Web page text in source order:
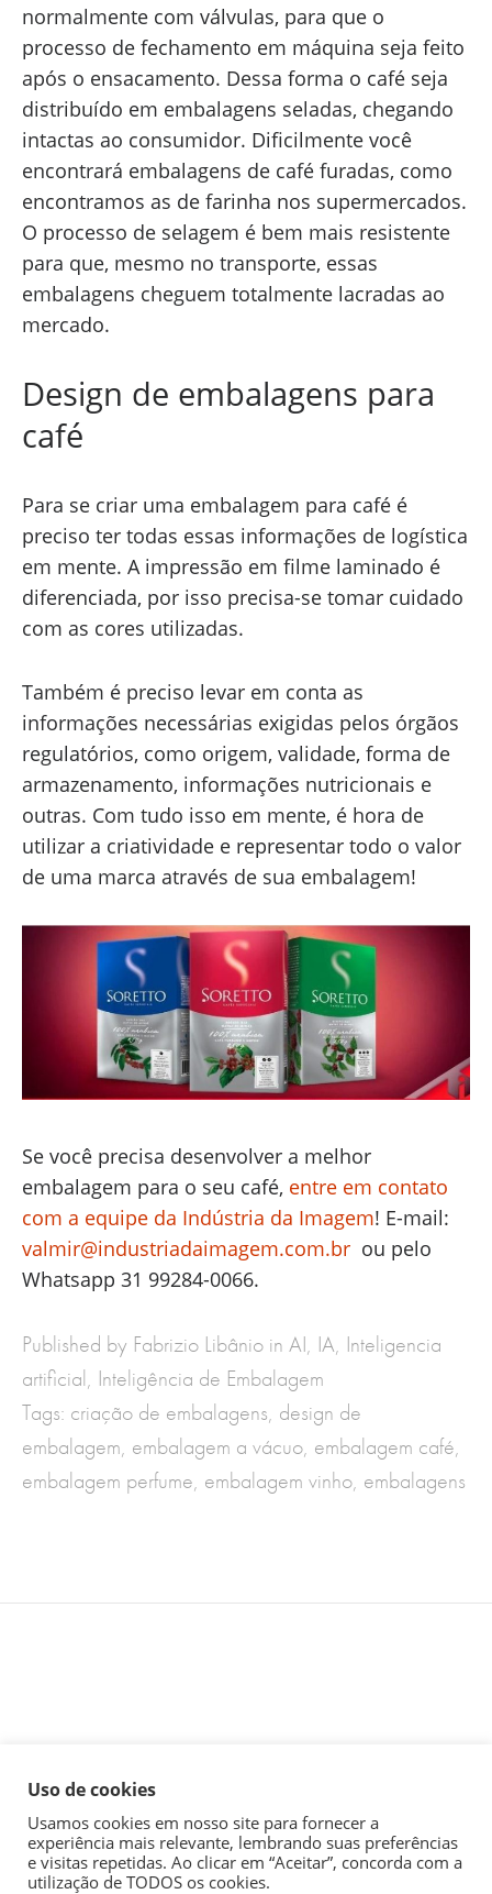
normalmente com válvulas, para que o
processo de fechamento em máquina seja feito
após o ensacamento. Dessa forma o café seja
distribuído em embalagens seladas, chegando
intactas ao consumidor. Dificilmente você
encontrará embalagens de café furadas, como
encontramos as de farinha nos supermercados.
O processo de selagem é bem mais resistente
para que, mesmo no transporte, essas
embalagens cheguem totalmente lacradas ao
mercado.
Design de embalagens para
café
Para se criar uma embalagem para café é
preciso ter todas essas informações de logística
em mente. A impressão em filme laminado é
diferenciada, por isso precisa-se tomar cuidado
com as cores utilizadas.
Também é preciso levar em conta as
informações necessárias exigidas pelos órgãos
regulatórios, como origem, validade, forma de
armazenamento, informações nutricionais e
outras. Com tudo isso em mente, é hora de
utilizar a criatividade e representar todo o valor
de uma marca através de sua embalagem!
Se você precisa desenvolver a melhor
embalagem para o seu café, entre em contato
com a equipe da Indústria da Imagem! E-mail:
valmir@industriadaimagem.com.brou pelo
Whatsapp 31 99284-0066.
Published by Fabrizio Libânio in AI, IA, Inteligencia
artificial, Inteligência de Embalagem
Tags: criação de embalagens, design de
embalagem, embalagem a vácuo, embalagem café,
embalagem perfume, embalagem vinho, embalagens
comercial@industriadaimagem.com.br| + 55 (31) 3070-1855 |
Whatsapp (31) 3070-1855
Uso de cookies
Usamos cookies em nosso site para fornecer a
experiência mais relevante, lembrando suas preferências
e visitas repetidas. Ao clicar em “Aceitar”, concorda com a
utilização de TODOS os cookies.